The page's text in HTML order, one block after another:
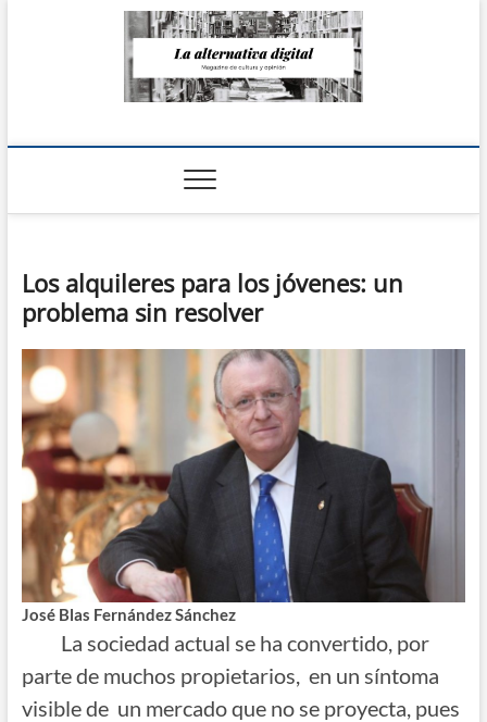
La Alternativa
Los alquileres para los jóvenes: un
problema sin resolver
José Blas Fernández Sánchez
La sociedad actual se ha convertido, por
parte de muchos propietarios, en un síntoma
visible de un mercado que no se proyecta, pues